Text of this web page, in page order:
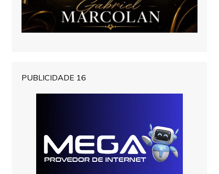
PUBLICIDADE 16